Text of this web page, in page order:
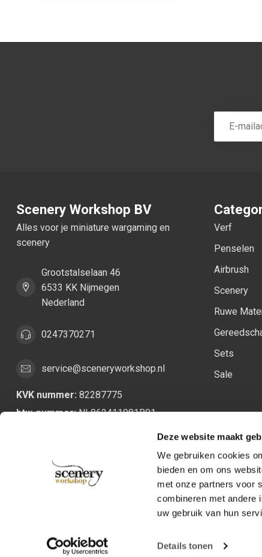
Deze website maakt
We gebruiken cookies
bieden en om ons
met onze partners voor
combineren met andere
uw gebruik van hun
Details tonen
Scenery Workshop BV
Alles voor je miniature wargaming en
scenery
Grootstalselaan 46
6533 KK Nijmegen
Nederland
0247370271
service@sceneryworkshop.nl
KVK nummer: 82287775
btw-nummer:NL862411981B01
Verf
Penselen
Airbrush
Scenery
Ruwe
Sets
Sale